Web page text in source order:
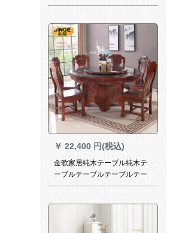
ブルと椅子の組み合わせ茶台
ルとテーブルとテーブルとテ
ーブルとテーブルとテーブル
とテーブルと茶空間茶屋会所
の家具黒クルミの木茶テーブ
ル老楡木茶テーブルと椅子の
組み合わせ1テーブル1つの椅
子2つの官帽椅子
￥ 22,400 円(税込)
金歌家居純木テーブル純木テ
ーブルテーブルテーブルテー
ブルベルト回転盤新中国式オ
純木のテーブルとテーブルの
組み合わせを模倣したテーブ